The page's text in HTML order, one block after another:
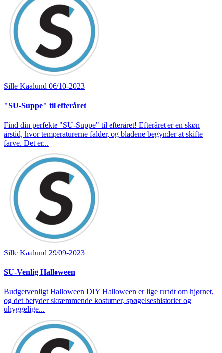
Sille Kaalund 06/10-2023
"SU-Suppe" til efteråret
Find din perfekte "SU-Suppe" til efteråret! Efteråret er en skøn
årstid, hvor temperaturerne falder, og bladene begynder at skifte
farve. Det er...
Sille Kaalund 29/09-2023
SU-Venlig Halloween
Budgetvenligt Halloween DIY Halloween er lige rundt om hjørnet,
og det betyder skræmmende kostumer, spøgelseshistorier og
uhyggelige...